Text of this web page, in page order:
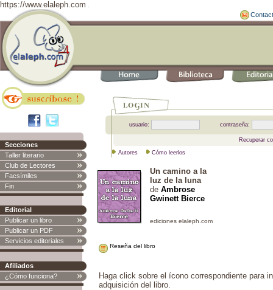
https://www.elaleph.com
Secciones
Taller literario
Club de Lectores
Facsímiles
Fin
Editorial
Publicar un libro
Publicar un PDF
Servicios editoriales
Afiliados
¿Cómo funciona?
usuario: contraseña:
Recuperar
Autores Cómo leerlos
Un camino a la
luz de la luna
de Ambrose
Gwinett Bierce
Reseña del libro
Haga click sobre el ícono correspondiente para
adquisición del libro.